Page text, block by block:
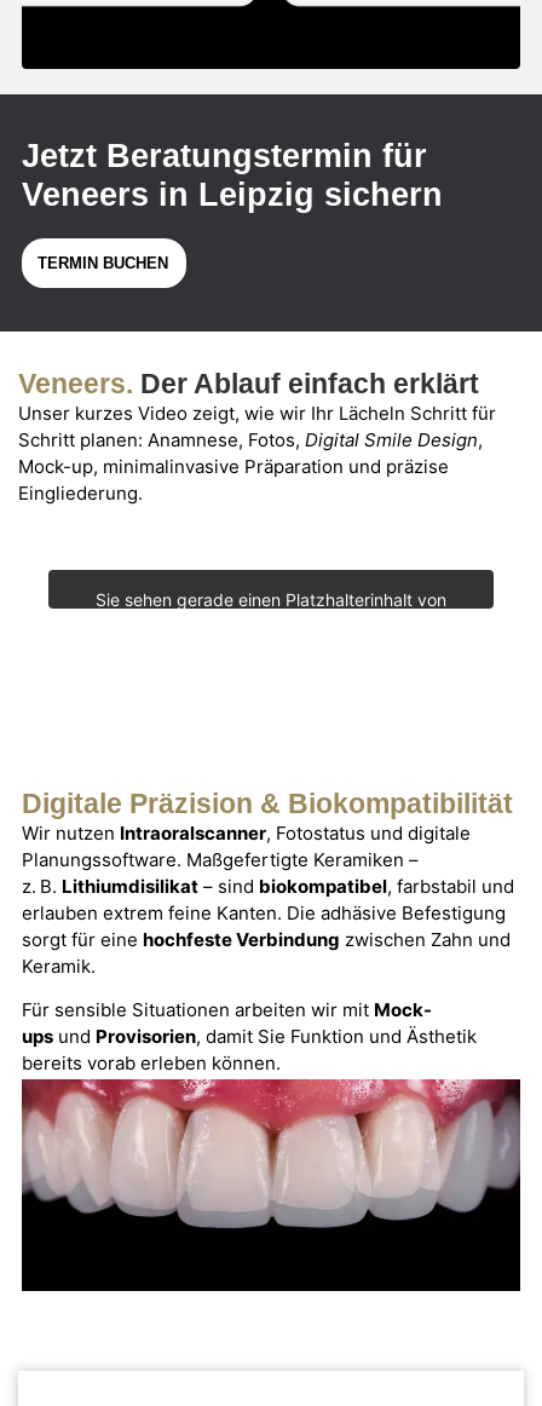
Jetzt Beratungstermin für
Veneers in Leipzig sichern
TERMIN BUCHEN
Veneers. Der Ablauf einfach erklärt
Unser kurzes Video zeigt, wie wir Ihr Lächeln Schritt für
Schritt planen: Anamnese, Fotos, Digital Smile Design,
Mock-up, minimalinvasive Präparation und präzise
Eingliederung.
Sie sehen gerade einen Platzhalterinhalt von
Erforderlichen Service akzeptieren und
Inhalte entsperren
Digitale Präzision & Biokompatibilität
Wir nutzen Intraoralscanner, Fotostatus und digitale
Planungssoftware. Maßgefertigte Keramiken –
z. B. Lithiumdisilikat– sind biokompatibel, farbstabil und
erlauben extrem feine Kanten. Die adhäsive Befestigung
sorgt für eine hochfeste Verbindung zwischen Zahn und
Keramik.
Für sensible Situationen arbeiten wir mit Mock-
upsund Provisorien, damit Sie Funktion und Ästhetik
bereits vorab erleben können.